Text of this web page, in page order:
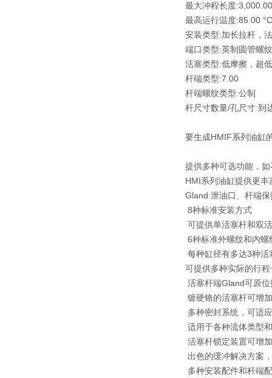
最大冲程长度
最高运行温度:85.00 °C
安装类型:加长拉杆，
端口类型:英制圆管螺
活塞类型:低摩擦，超
杆端类型:7.00
杆端螺纹类型:公制
杆尺寸数量/孔尺寸:到
要生成HMIF系列油缸
提供多种可选功能，
HMI系列油缸提供更
Gland 泄油口、杆端
8种标准安装方式
可提供单活塞杆和双
6种标准外螺纹和内螺
每种缸径有多达3种活
可提供多种实际的行程
活塞杆端Gland可原
镀硬铬的活塞杆可增
多种密封系统，可适
适用于各种流体类型
活塞杆锁定装置可增
出色的缓冲解决方案
多种安装配件和杆端